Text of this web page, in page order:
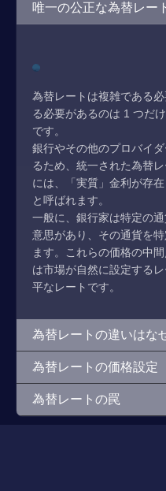
唯一の公正な為替レー
為替レートは複雑である
る必要があるのは 1 つだ
です。
銀行やその他のプロバイ
るため、統一された為替
には、「実質」金利が存
と呼ばれます。
一般に、銀行家は特定の
意思があり、その通貨を
ます。これらの価格の中
は市場が自然に設定する
平なレートです。
為替レートの違いはな
為替レートの価格設定
為替レートの罠